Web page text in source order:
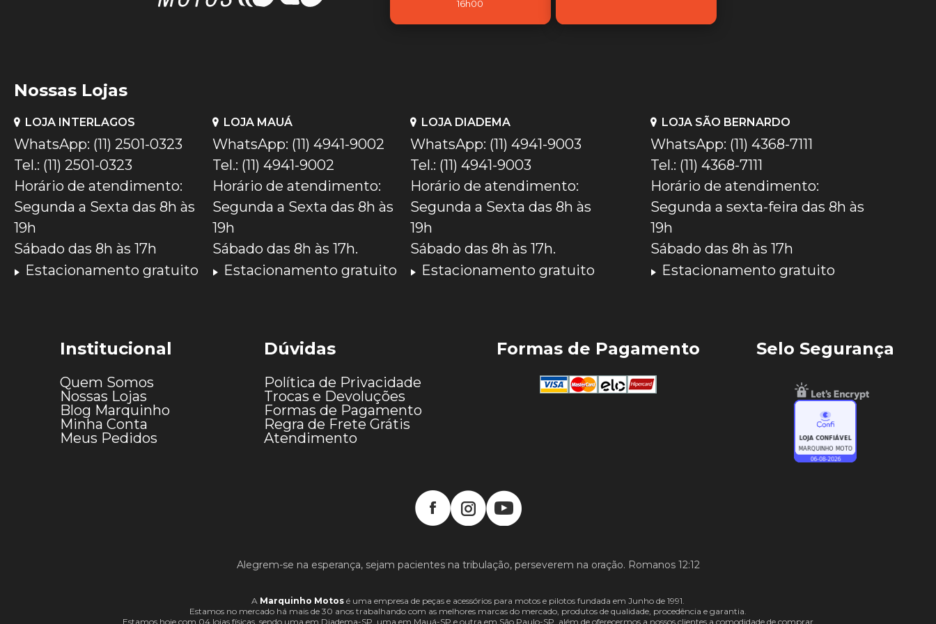
16h00
Nossas Lojas
LOJA INTERLAGOS
WhatsApp: (11) 2501-0323
Tel.: (11) 2501-0323
Horário de atendimento:
Segunda a Sexta das 8h às
19h
Sábado das 8h às 17h
Estacionamento gratuito
LOJA MAUÁ
WhatsApp: (11) 4941-9002
Tel.: (11) 4941-9002
Horário de atendimento:
Segunda a Sexta das 8h às
19h
Sábado das 8h às 17h.
Estacionamento gratuito
LOJA DIADEMA
WhatsApp: (11) 4941-9003
Tel.: (11) 4941-9003
Horário de atendimento:
Segunda a Sexta das 8h às
19h
Sábado das 8h às 17h.
Estacionamento gratuito
LOJA SÃO BERNARDO
WhatsApp: (11) 4368-7111
Tel.: (11) 4368-7111
Horário de atendimento:
Segunda a sexta-feira das 8h às
19h
Sábado das 8h às 17h
Estacionamento gratuito
Institucional
Quem Somos
Nossas Lojas
Blog Marquinho
Minha Conta
Meus Pedidos
Dúvidas
Política de Privacidade
Trocas e Devoluções
Formas de Pagamento
Regra de Frete Grátis
Atendimento
Formas de Pagamento Selo Segurança
Alegrem-se na esperança, sejam pacientes na tribulação, perseverem na oração. Romanos 12:12
A Marquinho Motos é uma empresa de peças e acessórios para motos e pilotos fundada em Junho de 1991.
Estamos no mercado há mais de 30 anos trabalhando com as melhores marcas do mercado, produtos de qualidade, procedência e garantia.
Estamos hoje com 04 lojas físicas, sendo uma em Diadema-SP, uma em Mauá-SP e outra em São Paulo-SP, além de oferecermos a nossos clientes a comodidade de comprar